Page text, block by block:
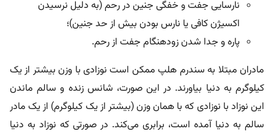
نارسایی جفت و خفگی جنین در رحم (به دلیل نرسیدن
اکسیژن کافی یا نارس بودن بیش از حد جنین)؛
پاره و جدا شدن زودهنگام جفت از رحم.
مادران مبتلا به سندرم هلپ ممکن است نوزادی با وزن بیشتر از یک
کیلوگرم به دنیا بیاورند. در این صورت، شانس زنده و سالم ماندن
این نوزاد با نوزادی که با همان وزن (بیشتر از یک کیلوگرم) از یک مادر
سالم به دنیا آمده است، برابری می‌کند. در صورتی که نوزاد به دنیا